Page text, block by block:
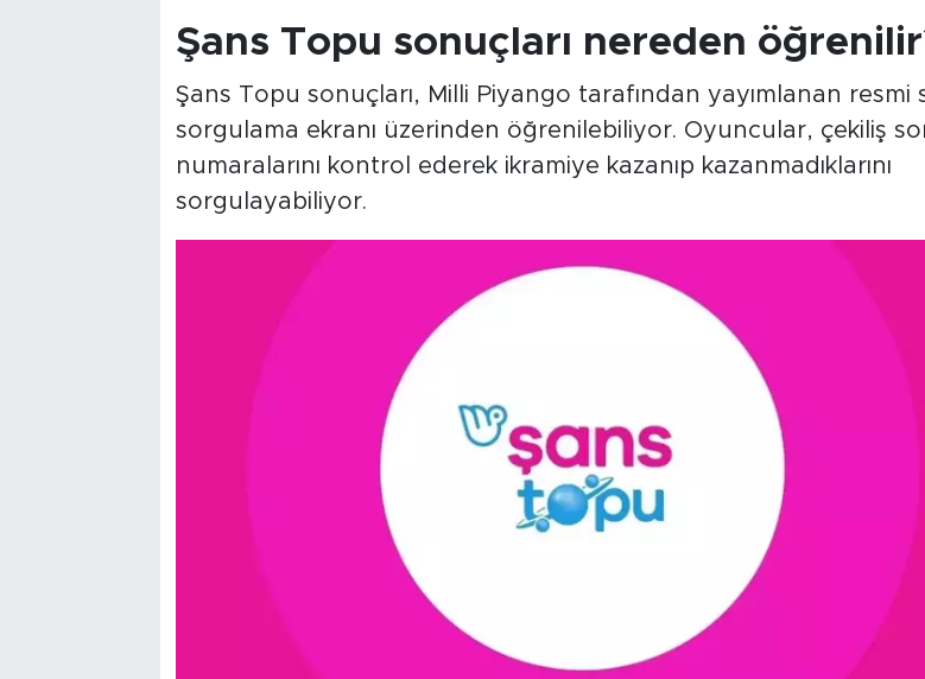
Şans Topu sonuçları nereden
Şans Topu sonuçları, Milli Piyango tarafından yayımlanan resmi
sorgulama ekranı üzerinden öğrenilebiliyor. Oyuncular, çekiliş
numaralarını kontrol ederek ikramiye kazanıp kazanmadıklarını
sorgulayabiliyor.